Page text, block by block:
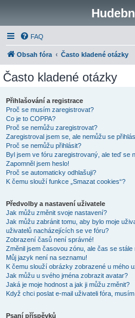
FAQ
Obsah fóra Často kladené otázky
Často kladené otázky
Přihlašování a registrace
Proč se musím zaregistrovat?
Co je to COPPA?
Proč se nemůžu zaregistrovat?
Zaregistroval jsem se, ale nemůžu se
Proč se nemůžu přihlásit?
Byl jsem ve fóru zaregistrovaný, ale teď se
Zapomněl jsem heslo!
Proč se automaticky odhlašuji?
K čemu slouží funkce „Smazat cookies“?
Předvolby a nastavení uživatele
Jak můžu změnit svoje nastavení?
Jak můžu zabránit tomu, aby bylo moje
uživatelů nacházejících se ve fóru?
Zobrazení časů není správné!
Změnil jsem časovou zónu, ale čas se
Můj jazyk není na seznamu!
K čemu slouží obrázky zobrazené u mého
Jak můžu u svého jména zobrazit avatar?
Jaká je moje hodnost a jak ji můžu změnit?
Když chci poslat e-mail uživateli fóra,
Psaní příspěvků